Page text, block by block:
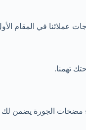
عملائنا في المقام
تهمنا.
مضخات الجورة